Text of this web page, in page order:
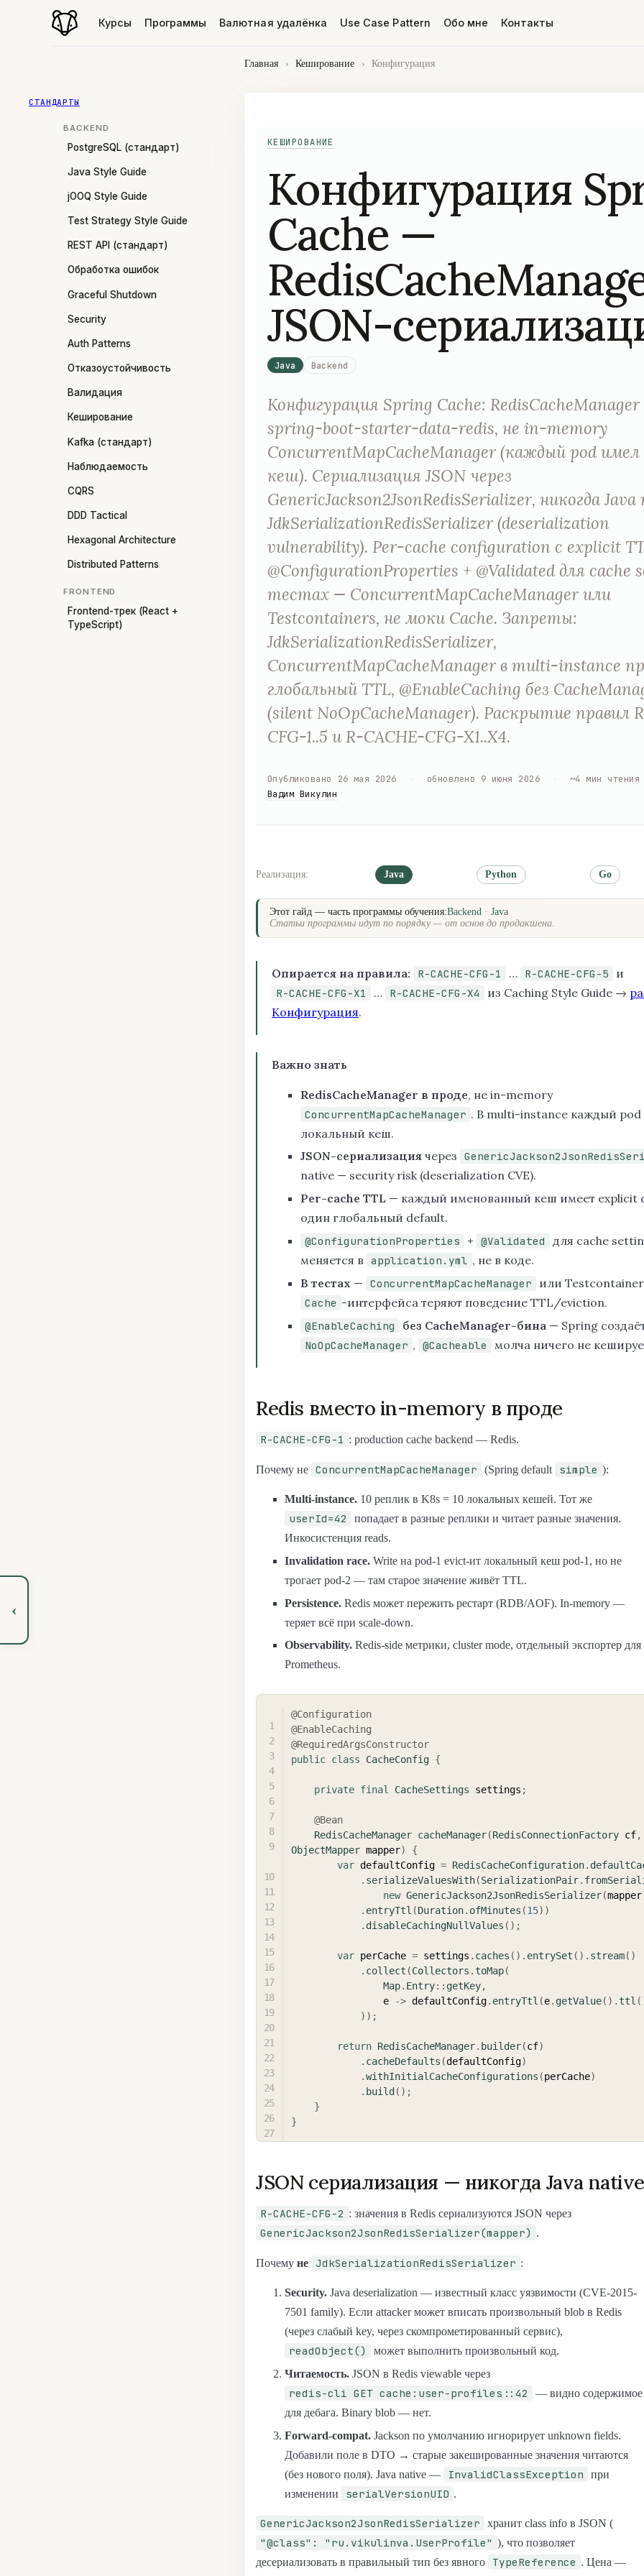
Курсы Программы Валютная удалёнка Use Case Pattern Обо мне Контакты
СТАНДАРТЫ
BACKEND
PostgreSQL (стандарт)
Java Style Guide
jOOQ Style Guide
Test Strategy Style Guide
REST API (стандарт)
Обработка ошибок
Graceful Shutdown
Security
Auth Patterns
Отказоустойчивость
Валидация
Кеширование
Kafka (стандарт)
Наблюдаемость
CQRS
DDD Tactical
Hexagonal Architecture
Distributed Patterns
FRONTEND
Frontend-трек (React +
TypeScript)
‹
Главная › Кеширование › Конфигурация
КЕШИРОВАНИЕ
Конфигурация
Cache —
JSON-
Java Backend
Конфигурация Spring Cache: RedisCacheManager
spring-boot-starter-data-redis, не in-memory
ConcurrentMapCacheManager (каждый pod имел
кеш). Сериализация JSON через
GenericJackson2JsonRedisSerializer, никогда Java
JdkSerializationRedisSerializer (deserialization
vulnerability). Per-cache configuration с explicit
@ConfigurationProperties + @Validated для cache
тестах — ConcurrentMapCacheManager или
Testcontainers, не моки Cache. Запреты:
JdkSerializationRedisSerializer,
ConcurrentMapCacheManager в multi-instance
глобальный TTL, @EnableCaching без
(silent NoOpCacheManager). Раскрытие правил
CFG-1..5 и R-CACHE-CFG-X1..X4.
Опубликовано 26 мая 2026 обновлено 9 июня 2026 ~4 мин чтения
Вадим Викулин
Реализация: Java Python Go
Этот гайд — часть программы обучения:Backend · Java
Статьи программы идут по порядку — от основ до продакшена.
Опирается на правила: R-CACHE-CFG-1 … R-CACHE-CFG-5 и
R-CACHE-CFG-X1 … R-CACHE-CFG-X4 из Caching Style Guide →
Конфигурация.
Важно знать
RedisCacheManager в проде, не in-memory
ConcurrentMapCacheManager . В multi-instance каждый
локальный кеш.
JSON-сериализация через
native — security risk (deserialization CVE).
Per-cache TTL — каждый именованный кеш имеет explicit
один глобальный default.
@ConfigurationProperties + @Validated
для cache
меняется в application.yml , не в коде.
В тестах — ConcurrentMapCacheManager или
Cache -интерфейса теряют поведение TTL/eviction.
@EnableCaching без CacheManager-бина — Spring
NoOpCacheManager , @Cacheable молча ничего не
Redis вместо in-memory в проде
R-CACHE-CFG-1 : production cache backend — Redis.
Почему не ConcurrentMapCacheManager (Spring default simple ):
Multi-instance. 10 реплик в K8s = 10 локальных кешей. Тот же
userId=42
попадает в разные реплики и читает разные значения.
Инкосистенция reads.
Invalidation race. Write на pod-1 evict-ит локальный кеш pod-1, но не
трогает pod-2 — там старое значение живёт TTL.
Persistence. Redis может пережить рестарт (RDB/AOF). In-memory —
теряет всё при scale-down.
Observability. Redis-side метрики, cluster mode, отдельный экспортер для
Prometheus.
@Configuration
@EnableCaching
@RequiredArgsConstructor
public class CacheConfig {
private final CacheSettings settings ;
@Bean
RedisCacheManager cacheManager(RedisConnectionFactory cf,
ObjectMapper mapper)
{
var defaultConfig = RedisCacheConfiguration.
. serializeValuesWith(SerializationPair.
new GenericJackson2JsonRedisSerializer(mapper
. entryTtl (Duration. ofMinutes (15) )
. disableCachingNullValues ( ) ;
var perCache = settings . caches ( ) . entrySet ( ) . stream( )
. collect (Collectors .toMap(
Map. Entry:: getKey,
                e
-> defaultConfig. entryTtl (e. getValue( ) .ttl (
) ) ;
return RedisCacheManager. builder(cf)
. cacheDefaults (defaultConfig)
.withInitialCacheConfigurations (perCache)
. build ( ) ;
}
}
JSON сериализация — никогда Java native
R-CACHE-CFG-2 : значения в Redis сериализуются JSON через
GenericJackson2JsonRedisSerializer(mapper) .
Почему не JdkSerializationRedisSerializer :
Security. Java deserialization — известный класс уязвимости (CVE-2015-
7501 family). Если attacker может вписать произвольный blob в Redis
(через слабый key, через скомпрометированный сервис),
readObject()
может выполнить произвольный код.
Читаемость. JSON в Redis viewable через
redis-cli GET cache:user-profiles::42
— видно содержимое
для дебага. Binary blob — нет.
Forward-compat. Jackson по умолчанию игнорирует unknown fields.
Добавили поле в DTO → старые закешированные значения читаются
(без нового поля). Java native —
InvalidClassException
при
изменении
serialVersionUID .
GenericJackson2JsonRedisSerializer хранит class info в JSON (
"@class": "ru.vikulinva.UserProfile" ), что позволяет
десериализовать в правильный тип без явного
TypeReference . Цена —